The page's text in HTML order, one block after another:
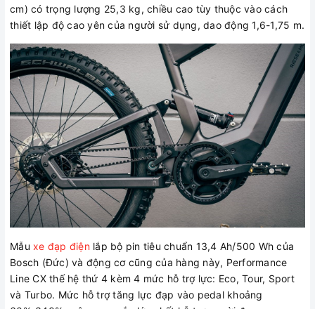
cm) có trọng lượng 25,3 kg, chiều cao tùy thuộc vào cách
thiết lập độ cao yên của người sử dụng, dao động 1,6-1,75 m.
Mẫu xe đạp điệnlắp bộ pin tiêu chuẩn 13,4 Ah/500 Wh của
Bosch (Đức) và động cơ cũng của hàng này, Performance
Line CX thế hệ thứ 4 kèm 4 mức hỗ trợ lực: Eco, Tour, Sport
và Turbo. Mức hỗ trợ tăng lực đạp vào pedal khoảng